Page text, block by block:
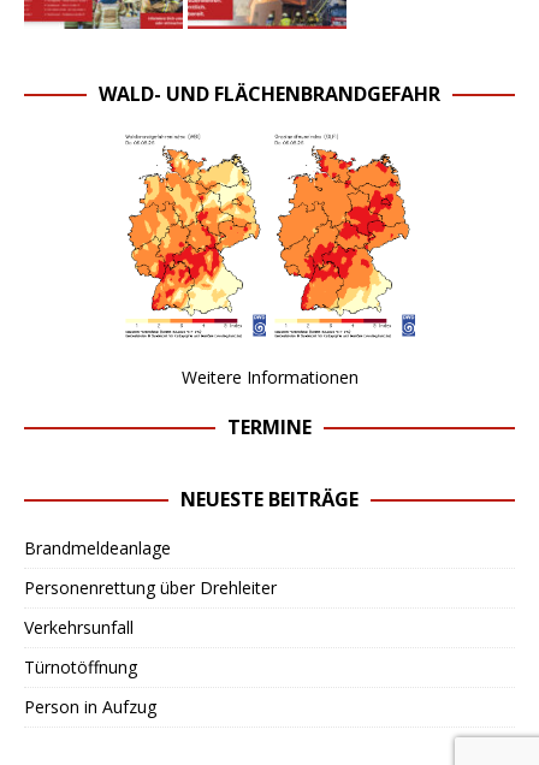
WALD- UND FLÄCHENBRANDGEFAHR
Weitere Informationen
TERMINE
NEUESTE BEITRÄGE
Brandmeldeanlage
Personenrettung über Drehleiter
Verkehrsunfall
Türnotöffnung
Person in Aufzug